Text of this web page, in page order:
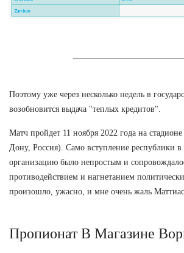
Поэтому уже через несколько недель в
возобновится выдача "теплых кредитов".
Матч пройдет 11 ноября 2022 года на
Дону, Россия). Само вступление республики
организацию было непростым и
противодействием и нагнетанием
произошло, ужасно, и мне очень жаль
Пропионат В Магазине